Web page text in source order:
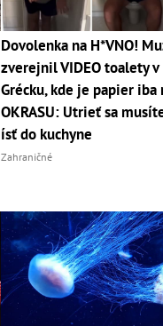
Dovolenka na H*VNO!
zverejnil VIDEO toalety v
Grécku, kde je papier iba
OKRASU: Utrieť sa
ísť do kuchyne
Zahraničné